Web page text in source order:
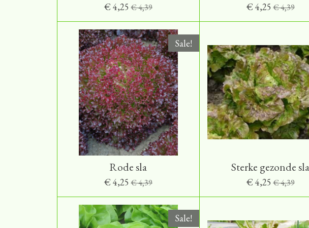
€ 4,25 € 4,39 € 4,25 € 4,39
Sale!
Rode sla
€ 4,25 € 4,39
Sterke gezonde sla
€ 4,25 € 4,39
Sale!